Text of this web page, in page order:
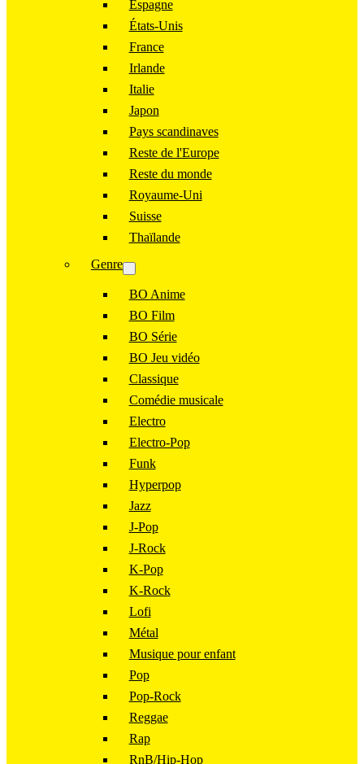
Espagne
États-Unis
France
Irlande
Italie
Japon
Pays scandinaves
Reste de l'Europe
Reste du monde
Royaume-Uni
Suisse
Thaïlande
Genre
BO Anime
BO Film
BO Série
BO Jeu vidéo
Classique
Comédie musicale
Electro
Electro-Pop
Funk
Hyperpop
Jazz
J-Pop
J-Rock
K-Pop
K-Rock
Lofi
Métal
Musique pour enfant
Pop
Pop-Rock
Reggae
Rap
RnB/Hip-Hop